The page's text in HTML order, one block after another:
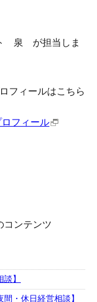
泉 が担当しま
ィールはこちら
フィール
コンテンツ
】
・休日経営相談】